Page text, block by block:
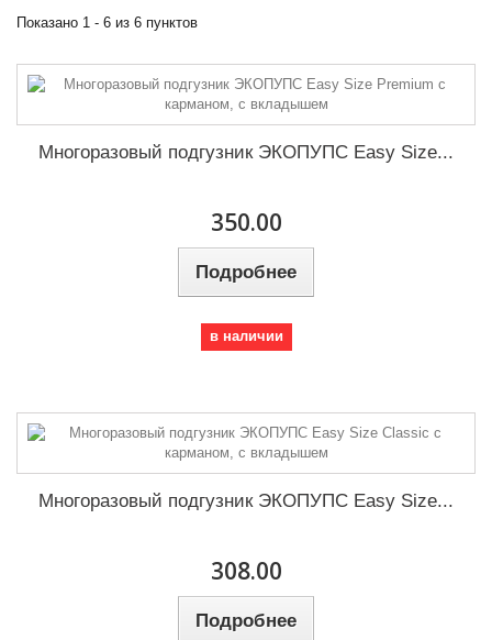
Показано 1 - 6 из 6 пунктов
Многоразовый подгузник ЭКОПУПС Easy Size...
350.00
Подробнее
в наличии
Многоразовый подгузник ЭКОПУПС Easy Size...
308.00
Подробнее